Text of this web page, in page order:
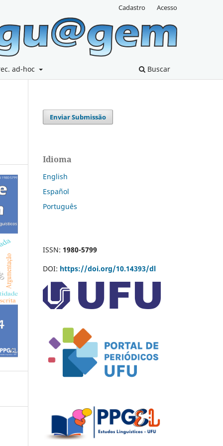
ad-hoc Buscar
Cadastro Acesso
Enviar Submissão
Idioma
English
Español
Português
ISSN: 1980-5799
DOI: https://doi.org/10.14393/dl